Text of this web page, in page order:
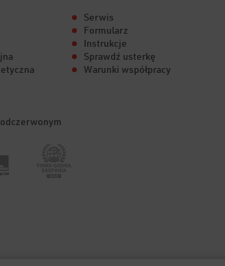
Serwis
Formularz
Instrukcje
Sprawdź usterkę
Warunki współpracy